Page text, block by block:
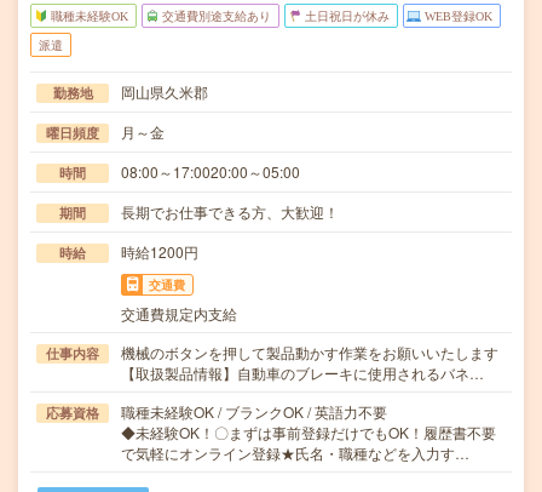
職種未経験OK 交通費別途支給あり 土日祝日が休み WEB登録OK
派遣
勤務地 岡山県久米郡
曜日頻度 月～金
時間 08:00～17:0020:00～05:00
期間 長期でお仕事できる方、大歓迎！
時給 時給1200円
交通費
交通費規定内支給
仕事内容
機械のボタンを押して製品動かす作業をお願いいたします
【取扱製品情報】自動車のブレーキに使用されるバネ…
応募資格
職種未経験OK / ブランクOK / 英語力不要
◆未経験OK！〇まずは事前登録だけでもOK！履歴書不要
で気軽にオンライン登録★氏名・職種などを入力す…